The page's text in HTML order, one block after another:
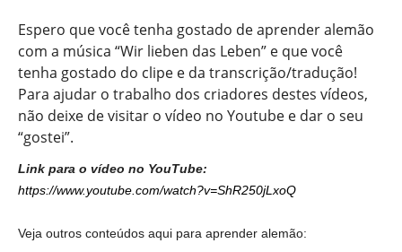
Espero que você tenha gostado de aprender alemão
com a música “Wir lieben das Leben” e que você
tenha gostado do clipe e da transcrição/tradução!
Para ajudar o trabalho dos criadores destes vídeos,
não deixe de visitar o vídeo no Youtube e dar o seu
“gostei”.
Link para o vídeo no YouTube:
https://www.youtube.com/watch?v=ShR250jLxoQ
Veja outros conteúdos aqui para aprender alemão: